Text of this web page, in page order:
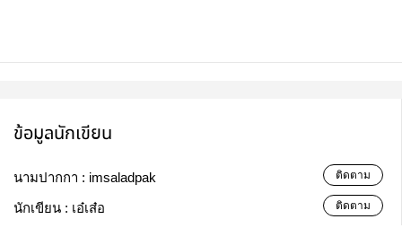
ข้อมูลนักเขียน
นามปากกา : imsaladpak ติดตาม
นักเขียน : เอ๋เส๋อ ติดตาม